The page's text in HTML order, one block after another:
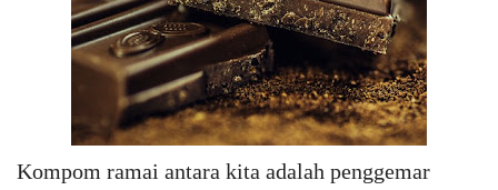
Kompom ramai antara kita adalah penggemar